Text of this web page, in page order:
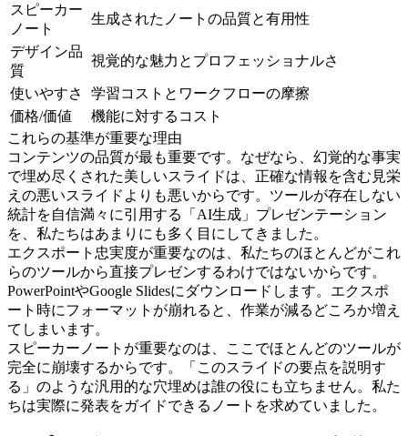
スピーカー
ノート
生成されたノートの品質と有用性
デザイン品
質
視覚的な魅力とプロフェッショナルさ
使いやすさ
学習コストとワークフローの摩擦
価格/価値
機能に対するコスト
これらの基準が重要な理由
コンテンツの品質が最も重要です。なぜなら、幻覚的な事実
で埋め尽くされた美しいスライドは、正確な情報を含む見栄
えの悪いスライドよりも悪いからです。ツールが存在しない
統計を自信満々に引用する「AI生成」プレゼンテーション
を、私たちはあまりにも多く目にしてきました。
エクスポート忠実度が重要なのは、私たちのほとんどがこれ
らのツールから直接プレゼンするわけではないからです。
PowerPointやGoogle Slidesにダウンロードします。エクスポ
ート時にフォーマットが崩れると、作業が減るどころか増え
てしまいます。
スピーカーノートが重要なのは、ここでほとんどのツールが
完全に崩壊するからです。「このスライドの要点を説明す
る」のような汎用的な穴埋めは誰の役にも立ちません。私た
ちは実際に発表をガイドできるノートを求めていました。